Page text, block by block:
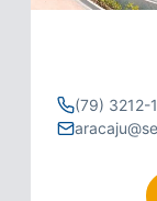
(79) 3212-